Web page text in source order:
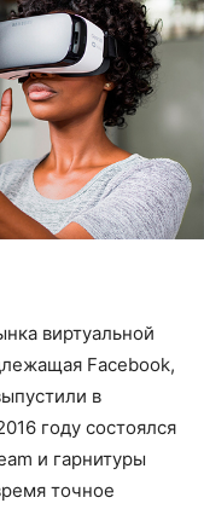
виртуальной
Facebook,
в
году состоялся
и гарнитуры
точное